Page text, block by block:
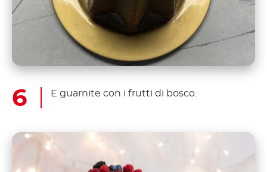
E guarnite con i frutti di bosco.